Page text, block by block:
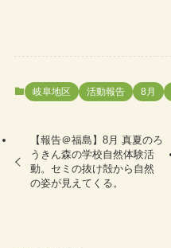
岐阜地区 活動報告 8月
【報告＠福島】8月 真夏のろ
うきん森の学校自然体験活
動。セミの抜け殻から自然
の姿が見えてくる。